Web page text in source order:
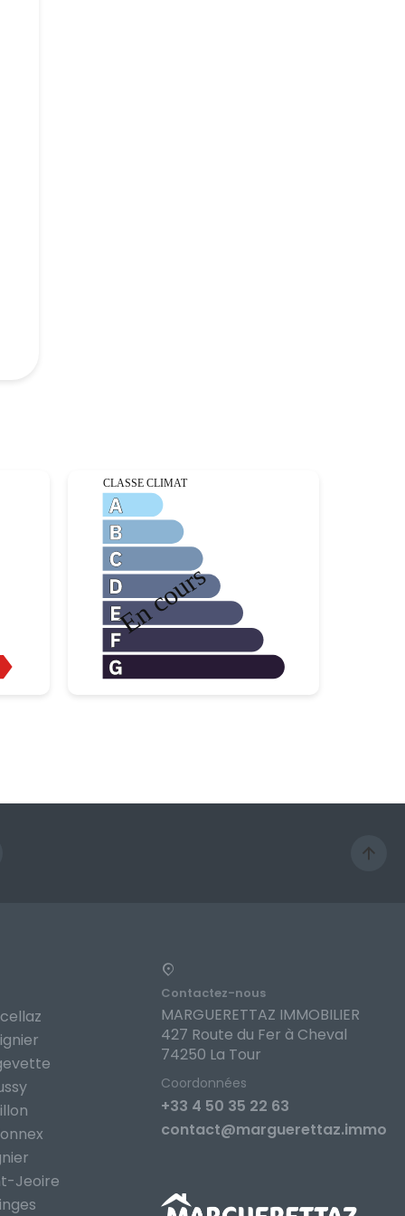
Jeoire
Contactez-nous
MARGUERETTAZ IMMOBILIER
427 Route du Fer à Cheval
74250 La Tour
Coordonnées
+33 4 50 35 22 63
contact@marguerettaz.immo